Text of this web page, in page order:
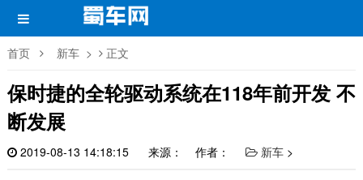
首页 新车 > 正文
保时捷的全轮驱动系统在118年前开发 不
断发展
2019-08-13 14:18:15 来源： 作者： 新车>